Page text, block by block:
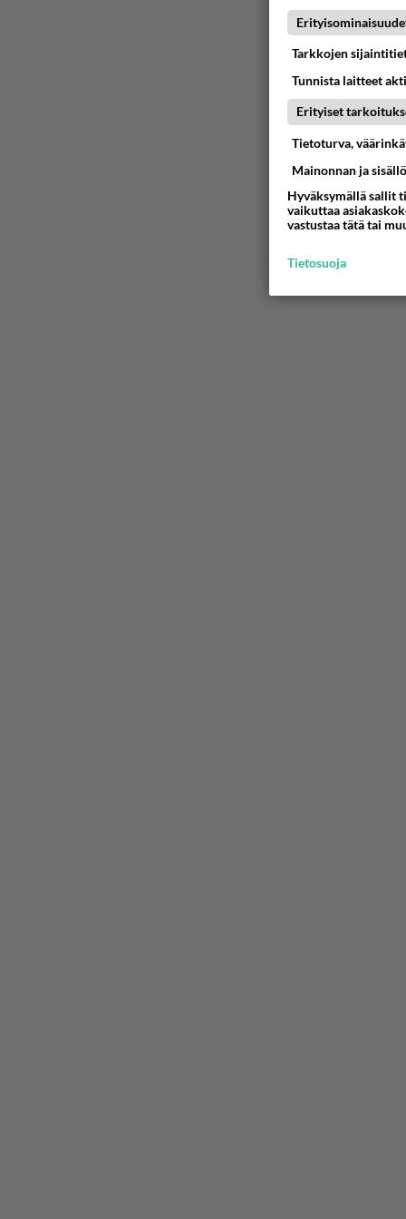
04.08.2026
Mitä
05.08.2026
Miia
Voiko
Koskaan
05.08.2026
Tarkkojen
Tunnista laitteet
Erityiset
Tietoturva,
Mainonnan ja
Hyväksymällä sallit
vaikuttaa
vastustaa tätä tai
Tietosuoja